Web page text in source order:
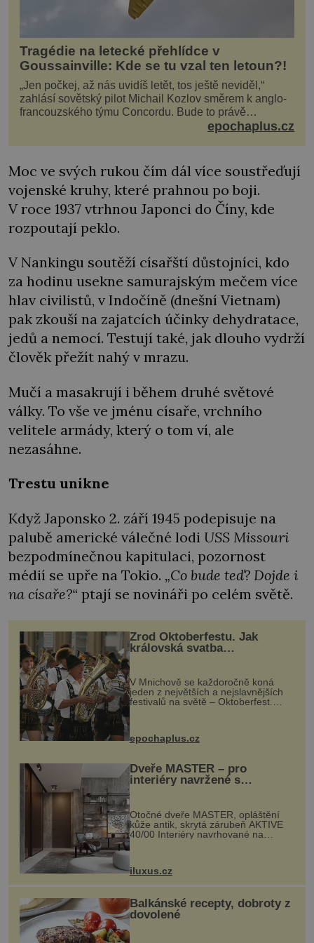
Tragédie na letecké přehlídce v
Goussainville: Kde se tu vzal ten letoun?!
„Jen počkej, až nás uvidíš letět, tos ještě neviděl,“
zahlásí sovětský pilot Michail Kozlov směrem k anglo-
francouzského týmu Concordu. Bude to právě
konkurenční boj, co bude stát za smrtí celé 6členné
epochaplus.cz
Moc ve svých rukou čím dál více soustřeďují
vojenské kruhy, které prahnou po boji.
V roce 1937 vtrhnou Japonci do Číny, kde
rozpoutají peklo.
V Nankingu soutěží císařští důstojníci, kdo
za hodinu usekne samurajským mečem více
hlav civilistů, v Indočíně (dnešní Vietnam)
pak zkouší na zajatcích účinky dehydratace,
jedů a nemocí. Testují také, jak dlouho vydrží
člověk přežít nahý v mrazu.
Mučí a masakrují i během druhé světové
války. To vše ve jménu císaře, vrchního
velitele armády, který o tom ví, ale
nezasáhne.
Trestu unikne
Když Japonsko 2. září 1945 podepisuje na
palubě americké válečné lodi USS Missouri
bezpodmínečnou kapitulaci, pozornost
médií se upře na Tokio. „Co bude teď? Dojde i
na císaře?“ ptají se novináři po celém světě.
Zrod Oktoberfestu. Jak
královská svatba
odstartovala největší pivní
festival světa
V Mnichově se každoročně koná
jeden z největších a nejslavnějších
festivalů na světě – Oktoberfest.
návštěvníků, kteří si vychutnávají
kultur...
epochaplus.cz
Dveře MASTER – pro
interiéry navržené s
rozumem i vášní!
Otočné dveře MASTER, opláštění
kůže antik, skrytá zárubeň AKTIVE
40/00 Interiéry navrhované na
zakázku často vyžadují atypické
rozměry nejen nábytku, ale i
dnes umož...
iluxus.cz
Balkánské recepty, dobroty z
dovolené